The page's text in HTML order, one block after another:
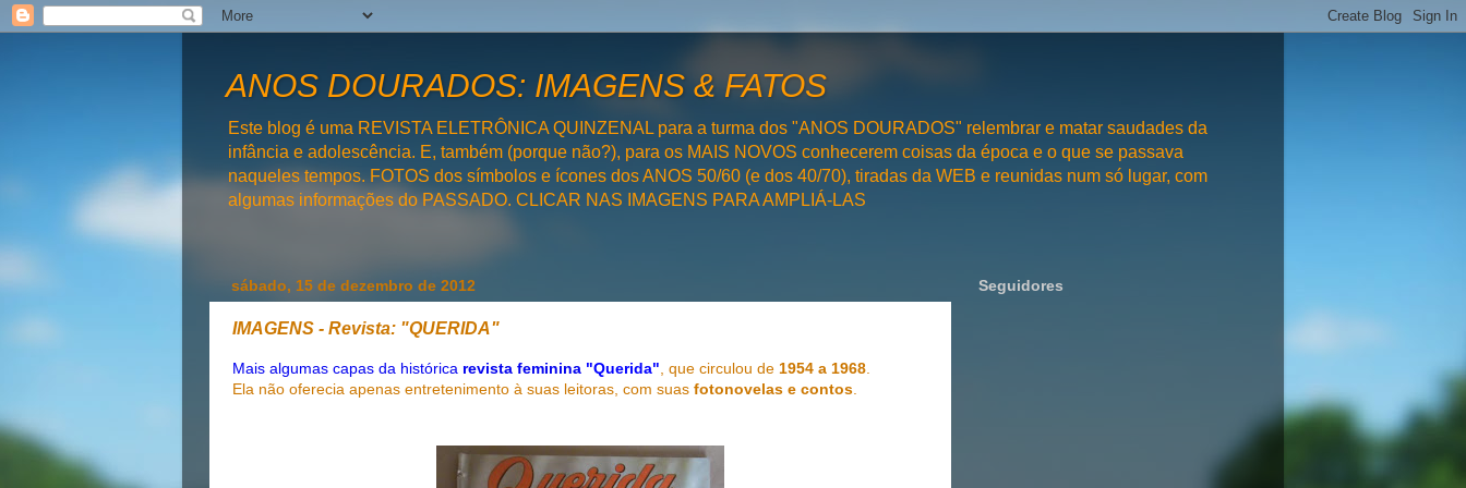
ANOS DOURADOS: IMAGENS & FATOS
Este blog é uma REVISTA ELETRÔNICA QUINZENAL para a turma dos "ANOS DOURADOS" relembrar e matar saudades da
infância e adolescência. E, também (porque não?), para os MAIS NOVOS conhecerem coisas da época e o que se passava
naqueles tempos. FOTOS dos símbolos e ícones dos ANOS 50/60 (e dos 40/70), tiradas da WEB e reunidas num só lugar, com
algumas informações do PASSADO. CLICAR NAS IMAGENS PARA AMPLIÁ-LAS
sábado, 15 de dezembro de 2012
IMAGENS - Revista: "QUERIDA"
Mais algumas capas da histórica revista feminina "Querida", que circulou de 1954 a 1968.
Ela não oferecia apenas entretenimento à suas leitoras, com suas fotonovelas e contos.
Seguidores